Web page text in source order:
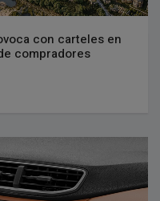
con carteles en
compradores